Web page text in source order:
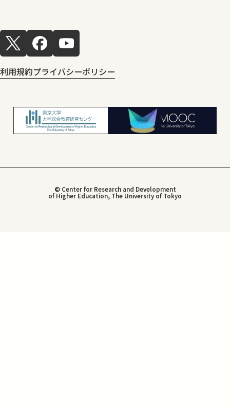
利用規約プライバシーポリシー
© Center for Research and Development
of Higher Education, The University of Tokyo